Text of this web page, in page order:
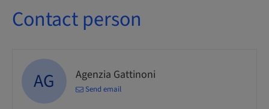
Contact person
AG Agenzia Gattinoni
Send email